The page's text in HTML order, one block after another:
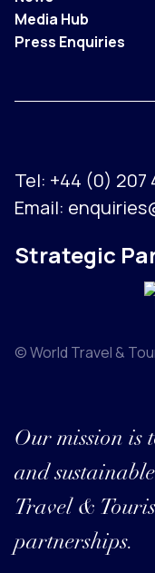
Media Hub
Press Enquiries
Tel: +44 (0) 207
Email:
Strategic
© World Travel &
Our mission is
and
Travel &
partnerships.